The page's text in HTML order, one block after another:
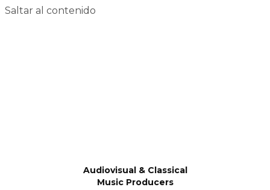
Saltar al contenido
Audiovisual & Classical
Music Producers